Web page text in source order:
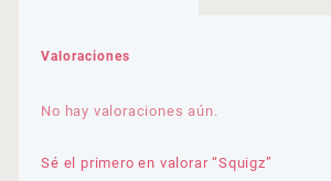
Valoraciones
No hay valoraciones aún.
Sé el primero en valorar “Squigz”